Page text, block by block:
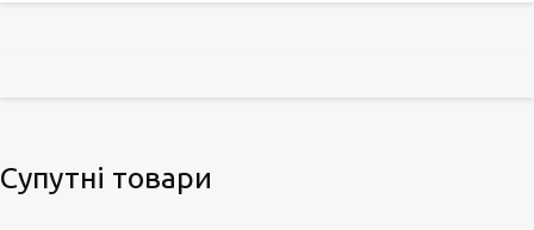
Супутні товари